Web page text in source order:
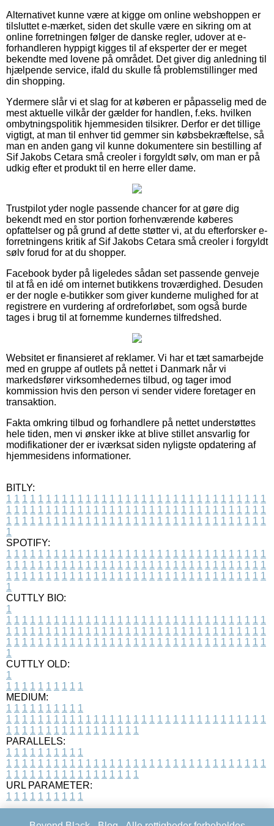
Alternativet kunne være at kigge om online webshoppen er
tilsluttet e-mærket, siden det skulle være en sikring om at
online forretningen følger de danske regler, udover at e-
forhandleren hyppigt kigges til af eksperter der er meget
bekendte med lovene på området. Det giver dig anledning til
hjælpende service, ifald du skulle få problemstillinger med
din shopping.
Ydermere slår vi et slag for at køberen er påpasselig med de
mest aktuelle vilkår der gælder for handlen, f.eks. hvilken
ombytningspolitik hjemmesiden tilsikrer. Derfor er det tillige
vigtigt, at man til enhver tid gemmer sin købsbekræftelse, så
man en anden gang vil kunne dokumentere sin bestilling af
Sif Jakobs Cetara små creoler i forgyldt sølv, om man er på
udkig efter et produkt til en herre eller dame.
Trustpilot yder nogle passende chancer for at gøre dig
bekendt med en stor portion forhenværende køberes
opfattelser og på grund af dette støtter vi, at du efterforsker e-
forretningens kritik af Sif Jakobs Cetara små creoler i forgyldt
sølv forud for at du shopper.
Facebook byder på ligeledes sådan set passende genveje
til at få en idé om internet butikkens troværdighed. Desuden
er der nogle e-butikker som giver kunderne mulighed for at
registrere en vurdering af ordreforløbet, som også burde
tages i brug til at fornemme kundernes tilfredshed.
Websitet er finansieret af reklamer. Vi har et tæt samarbejde
med en gruppe af outlets på nettet i Danmark når vi
markedsfører virksomhedernes tilbud, og tager imod
kommission hvis den person vi sender videre foretager en
transaktion.
Fakta omkring tilbud og forhandlere på nettet understøttes
hele tiden, men vi ønsker ikke at blive stillet ansvarlig for
modifikationer der er iværksat siden nyligste opdatering af
hjemmesidens informationer.
BITLY:
1 1 1 1 1 1 1 1 1 1 1 1 1 1 1 1 1 1 1 1 1 1 1 1 1 1 1 1 1 1 1 1 1
1 1 1 1 1 1 1 1 1 1 1 1 1 1 1 1 1 1 1 1 1 1 1 1 1 1 1 1 1 1 1 1 1
1 1 1 1 1 1 1 1 1 1 1 1 1 1 1 1 1 1 1 1 1 1 1 1 1 1 1 1 1 1 1 1 1
1
SPOTIFY:
1 1 1 1 1 1 1 1 1 1 1 1 1 1 1 1 1 1 1 1 1 1 1 1 1 1 1 1 1 1 1 1 1
1 1 1 1 1 1 1 1 1 1 1 1 1 1 1 1 1 1 1 1 1 1 1 1 1 1 1 1 1 1 1 1 1
1 1 1 1 1 1 1 1 1 1 1 1 1 1 1 1 1 1 1 1 1 1 1 1 1 1 1 1 1 1 1 1 1
1
CUTTLY BIO:
1
1 1 1 1 1 1 1 1 1 1 1 1 1 1 1 1 1 1 1 1 1 1 1 1 1 1 1 1 1 1 1 1 1
1 1 1 1 1 1 1 1 1 1 1 1 1 1 1 1 1 1 1 1 1 1 1 1 1 1 1 1 1 1 1 1 1
1 1 1 1 1 1 1 1 1 1 1 1 1 1 1 1 1 1 1 1 1 1 1 1 1 1 1 1 1 1 1 1 1
1
CUTTLY OLD:
1
1 1 1 1 1 1 1 1 1 1
MEDIUM:
1 1 1 1 1 1 1 1 1 1
1 1 1 1 1 1 1 1 1 1 1 1 1 1 1 1 1 1 1 1 1 1 1 1 1 1 1 1 1 1 1 1 1
1 1 1 1 1 1 1 1 1 1 1 1 1 1 1 1 1
PARALLELS:
1 1 1 1 1 1 1 1 1 1
1 1 1 1 1 1 1 1 1 1 1 1 1 1 1 1 1 1 1 1 1 1 1 1 1 1 1 1 1 1 1 1 1
1 1 1 1 1 1 1 1 1 1 1 1 1 1 1 1 1
URL PARAMETER:
1 1 1 1 1 1 1 1 1 1